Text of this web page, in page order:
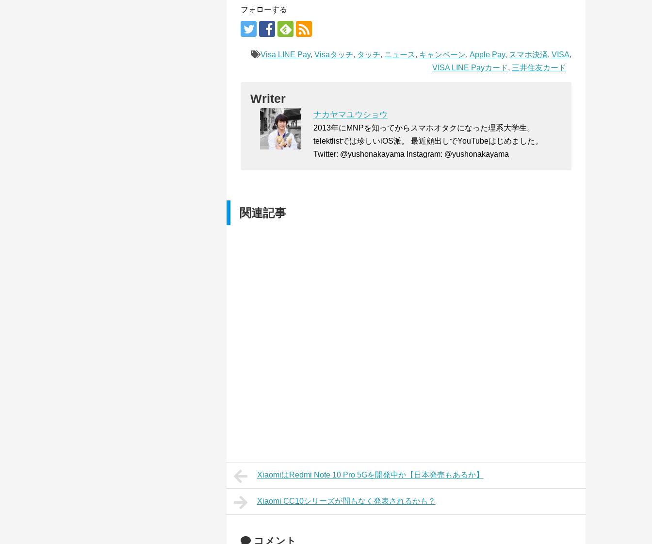
フォローする
Visa LINE Pay, Visaタッチ, タッチ, ニュース, キャンペーン, Apple Pay, スマホ決済, VISA,
VISA LINE Payカード, 三井住友カード
Writer
ナカヤマユウショウ
2013年にMNPを知ってからスマホオタクになった理系大学生。
telektlistでは珍しいiOS派。 最近顔出しでYouTubeはじめました。
Twitter: @yushonakayama Instagram: @yushonakayama
関連記事
XiaomiはRedmi Note 10 Pro 5Gを開発中か【日本発売もあるか】
Xiaomi CC10シリーズが間もなく発表されるかも？
コメント